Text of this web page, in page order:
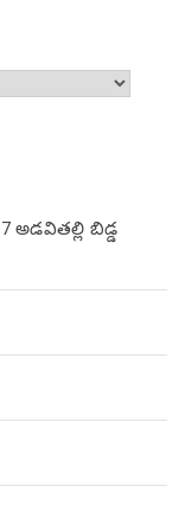
అడవితల్లి బిడ్డ